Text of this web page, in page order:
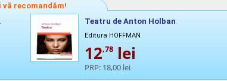
vă recomandăm!
Teatru de Anton Holban
Editura HOFFMAN
12,78 lei
PRP: 18,00 lei